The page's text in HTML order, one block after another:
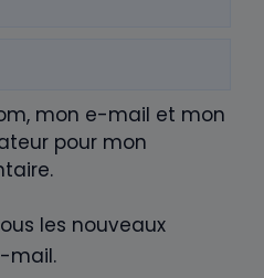
mon e-mail et mon
pour mon
les nouveaux
mail.